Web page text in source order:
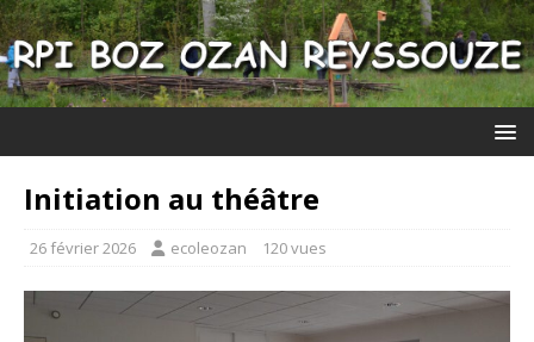
Initiation au théâtre
26 février 2026 ecoleozan 120 vues